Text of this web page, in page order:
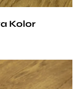
Kolor